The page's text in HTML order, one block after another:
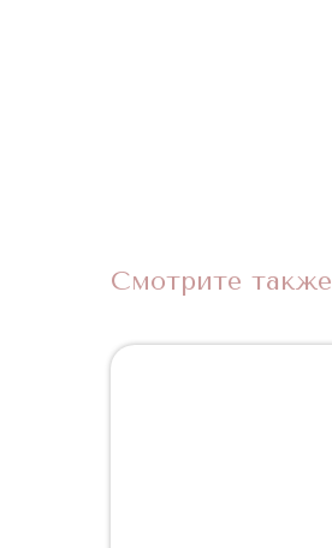
Смотрите также